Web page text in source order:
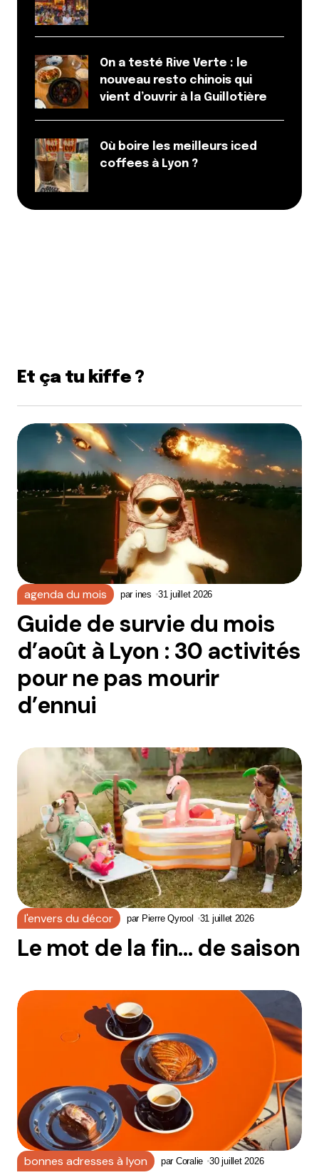
On a testé Rive Verte : le
nouveau resto chinois qui
vient d’ouvrir à la Guillotière
Où boire les meilleurs iced
coffees à Lyon ?
Et ça tu kiffe ?
agenda du mois par ines 31 juillet 2026
Guide de survie du mois
d’août à Lyon : 30 activités
pour ne pas mourir
d’ennui
l'envers du décor par Pierre Qyrool 31 juillet 2026
Le mot de la fin… de saison
bonnes adresses à lyon par Coralie 30 juillet 2026